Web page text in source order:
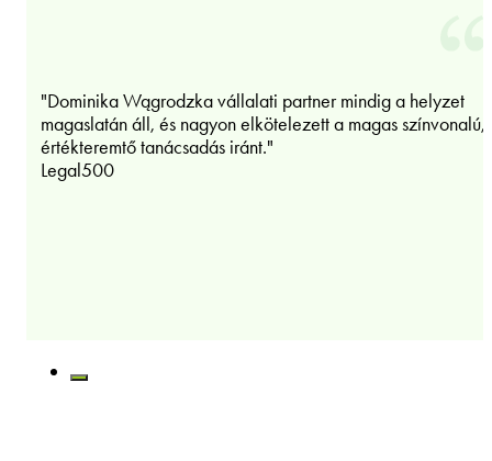
"Dominika Wągrodzka vállalati partner mindig a helyzet
magaslatán áll, és nagyon elkötelezett a magas színvonalú,
értékteremtő tanácsadás iránt."
Legal500